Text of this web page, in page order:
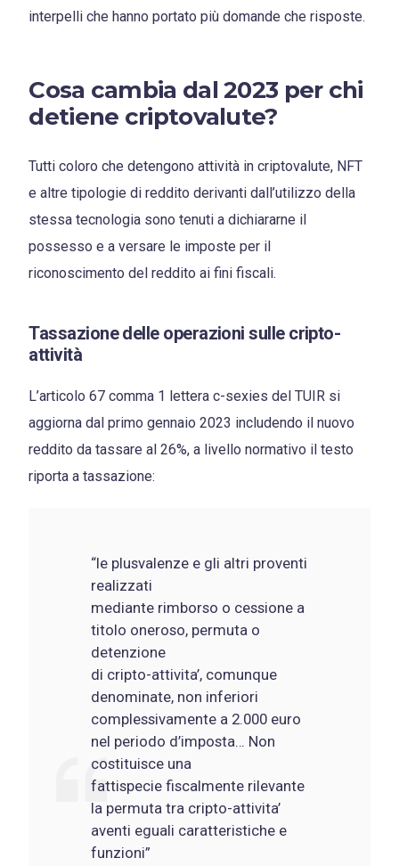
interpelli che hanno portato più domande che risposte.
Cosa cambia dal 2023 per chi
detiene criptovalute?
Tutti coloro che detengono attività in criptovalute, NFT
e altre tipologie di reddito derivanti dall’utilizzo della
stessa tecnologia sono tenuti a dichiararne il
possesso e a versare le imposte per il
riconoscimento del reddito ai fini fiscali.
Tassazione delle operazioni sulle cripto-
attività
L’articolo 67 comma 1 lettera c-sexies del TUIR si
aggiorna dal primo gennaio 2023 includendo il nuovo
reddito da tassare al 26%, a livello normativo il testo
riporta a tassazione:
“le plusvalenze e gli altri proventi
realizzati
mediante rimborso o cessione a
titolo oneroso, permuta o
detenzione
di cripto-attivita’, comunque
denominate, non inferiori
complessivamente a 2.000 euro
nel periodo d’imposta… Non
costituisce una
fattispecie fiscalmente rilevante
la permuta tra cripto-attivita’
aventi eguali caratteristiche e
funzioni”